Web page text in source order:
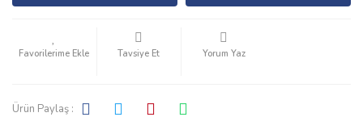
Tavsiye Et Yorum Yaz
Ürün Paylaş :